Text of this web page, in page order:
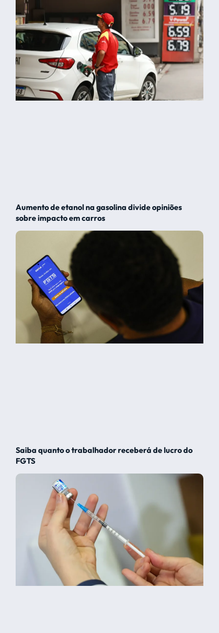
Aumento de etanol na gasolina divide opiniões
sobre impacto em carros
Saiba quanto o trabalhador receberá de lucro do
FGTS